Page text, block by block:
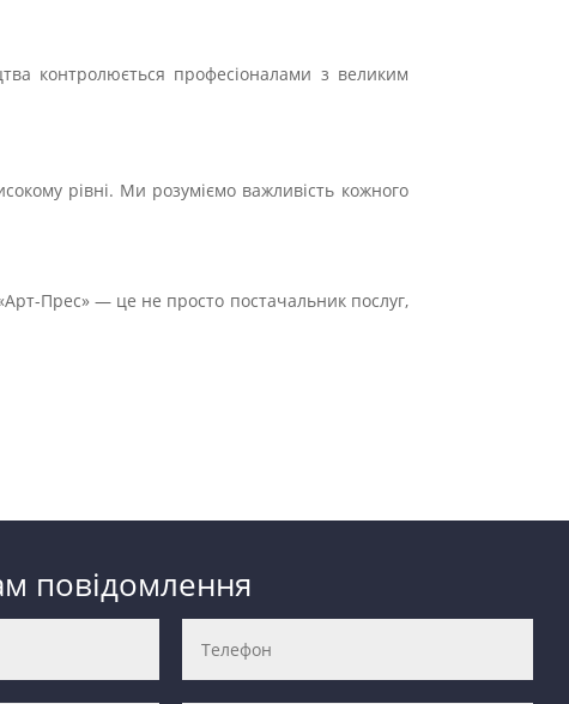
контролюється професіоналами з великим
рівні. Ми розуміємо важливість кожного
Прес» — це не просто постачальник послуг,
повідомлення